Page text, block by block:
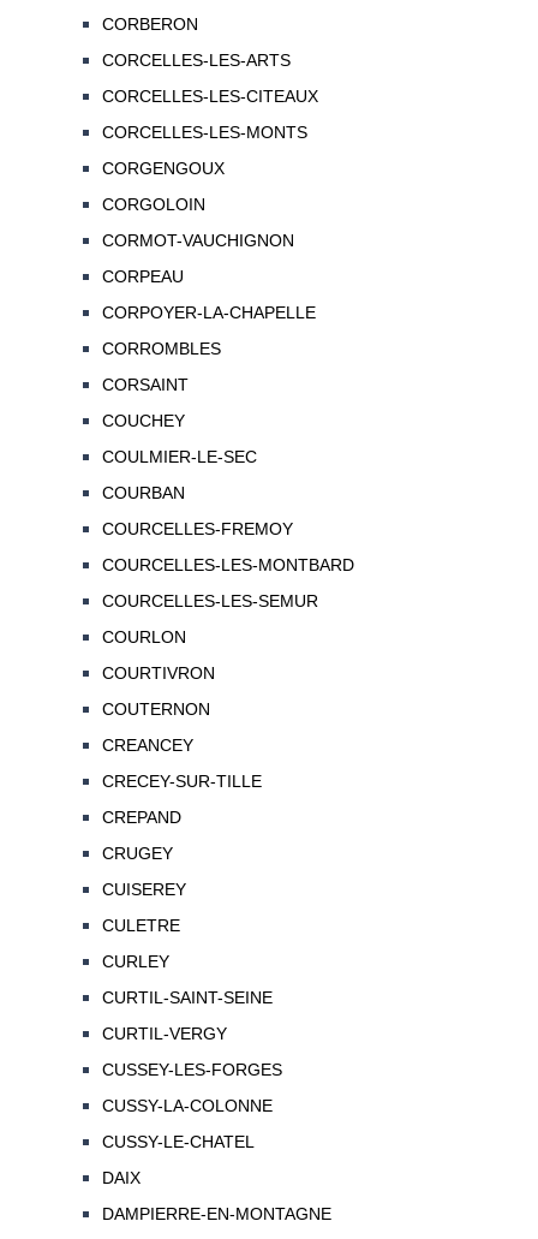
CORBERON
CORCELLES-LES-ARTS
CORCELLES-LES-CITEAUX
CORCELLES-LES-MONTS
CORGENGOUX
CORGOLOIN
CORMOT-VAUCHIGNON
CORPEAU
CORPOYER-LA-CHAPELLE
CORROMBLES
CORSAINT
COUCHEY
COULMIER-LE-SEC
COURBAN
COURCELLES-FREMOY
COURCELLES-LES-MONTBARD
COURCELLES-LES-SEMUR
COURLON
COURTIVRON
COUTERNON
CREANCEY
CRECEY-SUR-TILLE
CREPAND
CRUGEY
CUISEREY
CULETRE
CURLEY
CURTIL-SAINT-SEINE
CURTIL-VERGY
CUSSEY-LES-FORGES
CUSSY-LA-COLONNE
CUSSY-LE-CHATEL
DAIX
DAMPIERRE-EN-MONTAGNE